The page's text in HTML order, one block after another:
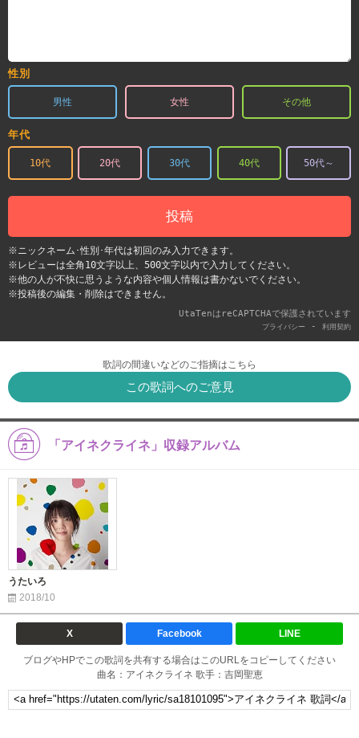
性別
男性 女性 その他
年代
10代 20代 30代 40代 50代～
投稿
※ニックネーム･性別･年代は初回のみ入力できます。
※レビューは全角10文字以上、500文字以内で入力してください。
※他の人が不快に思うような内容や個人情報は書かないでください。
※投稿後の編集・削除はできません。
UtaTenはreCAPTCHAで保護されています
プライバシー - 利用契約
歌詞の間違いなどのご指摘はこちら
この歌詞へのご意見
「アイネクライネ」収録アルバム
うたいろ
2018/10
X Facebook LINE
ブログやHPでこの歌詞を共有する場合はこのURLをコピーしてください
曲名：アイネクライネ 歌手：吉岡聖恵